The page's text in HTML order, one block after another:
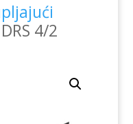
4/2